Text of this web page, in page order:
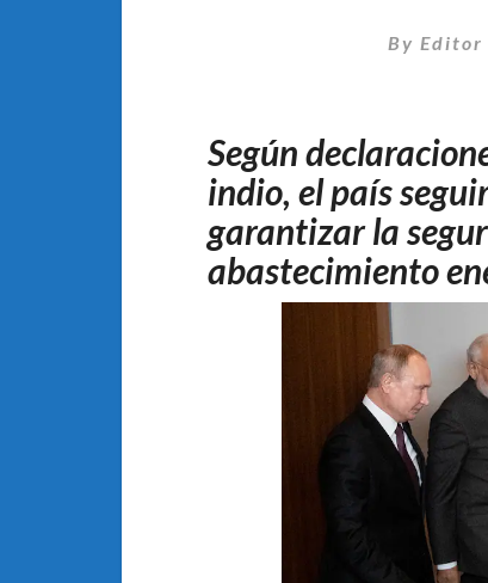
By Editor
Según
indio, el país
garantizar la
abastecimiento